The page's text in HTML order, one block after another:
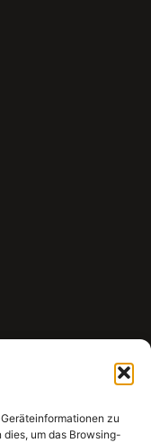
zu
um das Browsing-